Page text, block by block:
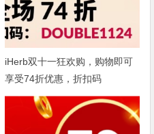
iHerb双十一狂欢购，购物即可
享受74折优惠，折扣码
DOUBLE1124